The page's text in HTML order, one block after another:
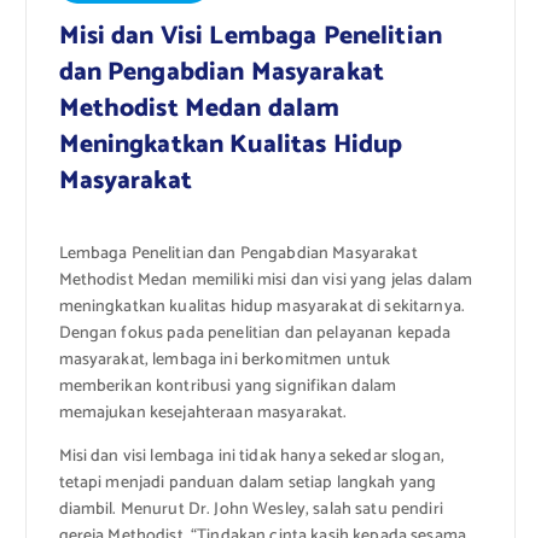
Misi dan Visi Lembaga Penelitian
dan Pengabdian Masyarakat
Methodist Medan dalam
Meningkatkan Kualitas Hidup
Masyarakat
Lembaga Penelitian dan Pengabdian Masyarakat
Methodist Medan memiliki misi dan visi yang jelas dalam
meningkatkan kualitas hidup masyarakat di sekitarnya.
Dengan fokus pada penelitian dan pelayanan kepada
masyarakat, lembaga ini berkomitmen untuk
memberikan kontribusi yang signifikan dalam
memajukan kesejahteraan masyarakat.
Misi dan visi lembaga ini tidak hanya sekedar slogan,
tetapi menjadi panduan dalam setiap langkah yang
diambil. Menurut Dr. John Wesley, salah satu pendiri